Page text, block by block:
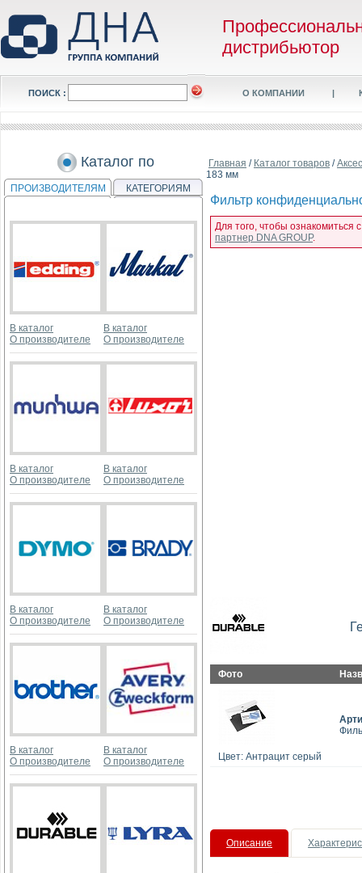
дистрибьютор
ПОИСК : О КОМПАНИИ |
Каталог по
ПРОИЗВОДИТЕЛЯМ КАТЕГОРИЯМ
В каталог
О производителе
В каталог
О производителе
В каталог
О производителе
В каталог
О производителе
В каталог
О производителе
В каталог
О производителе
В каталог
О производителе
В каталог
О производителе
Главная / Каталог товаров /
183 мм
Фильтр
Для того, чтобы
партнер DNA GROUP.
Фото
Цвет: Антрацит серый
Описание